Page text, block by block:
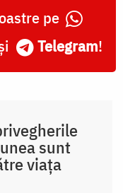
pe
Telegram!
sunt
viața